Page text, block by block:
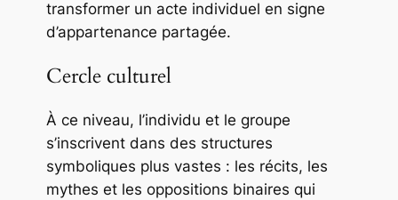
transformer un acte individuel en signe
d’appartenance partagée.
Cercle culturel
À ce niveau, l’individu et le groupe
s’inscrivent dans des structures
symboliques plus vastes : les récits, les
mythes et les oppositions binaires qui